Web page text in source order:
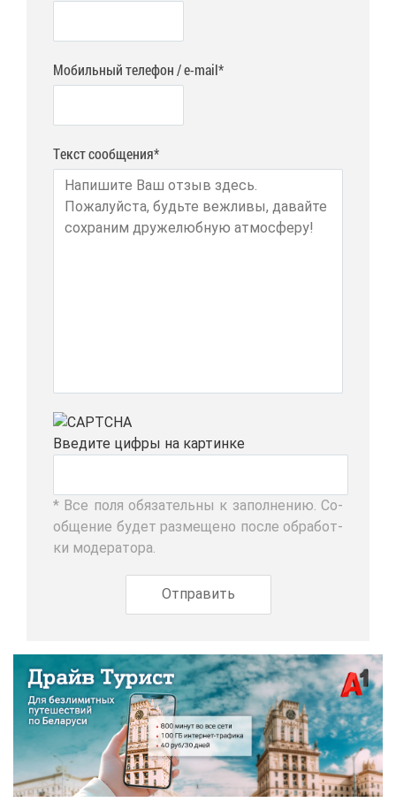
Мобильный телефон / e-mail*
Текст сообщения*
Вве­ди­те циф­ры на кар­тин­ке
* Все по­ля обя­за­тель­ны к за­пол­не­нию. Со­
об­ще­ние бу­дет раз­ме­ще­но по­сле об­ра­бот­
ки мо­де­ра­то­ра.